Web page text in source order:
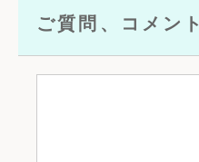
ご質問、コメント